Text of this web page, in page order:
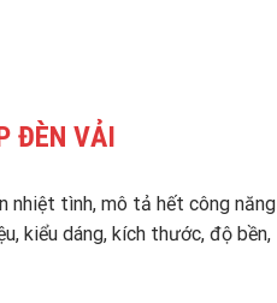
ĐÈN VẢI
nhiệt tình, mô tả hết công năng
kiểu dáng, kích thước, độ bền,